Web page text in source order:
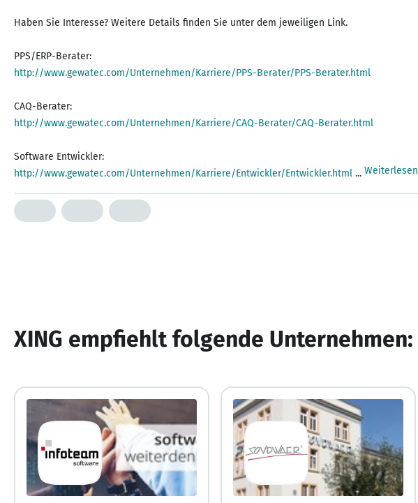
Haben Sie Interesse? Weitere Details finden Sie unter dem jeweiligen Link.
http://www.gewatec.com/Unternehmen/Karriere/PPS-Berater/PPS-Berater.html
http://www.gewatec.com/Unternehmen/Karriere/CAQ-Berater/CAQ-Berater.html
http://www.gewatec.com/Unternehmen/Karriere/Entwickler/Entwickler.html ... Weiterlesen
XING empfiehlt folgende Unternehmen: